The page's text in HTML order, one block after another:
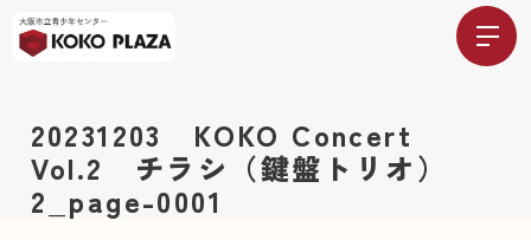
20231203 KOKO Concert
Vol.2 チラシ（鍵盤トリオ）
2_page-0001